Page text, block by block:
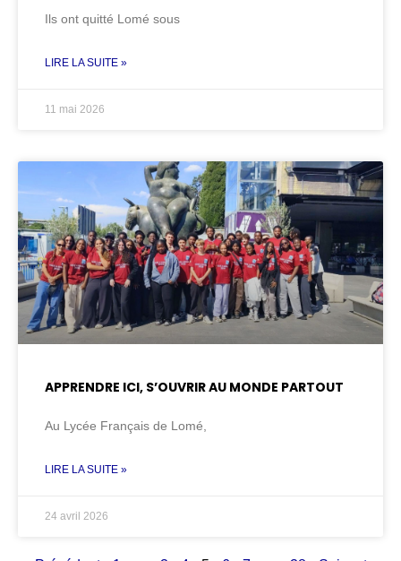
Ils ont quitté Lomé sous
LIRE LA SUITE »
11 mai 2026
APPRENDRE ICI, S’OUVRIR AU MONDE PARTOUT
Au Lycée Français de Lomé,
LIRE LA SUITE »
24 avril 2026